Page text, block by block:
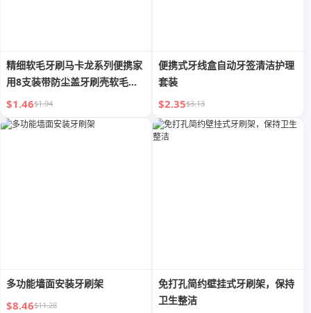
精细软毛牙刷马卡龙系列便携家
用8支装带防尘盖牙刷壳软毛清
洁刷
$1.46$1.94
便携式牙线盒自动牙签清洁护理
套装
$2.35$3.13
多功能墙面安装牙刷架
$8.46$11.28
免打孔简约壁挂式牙刷架，保持
卫生整洁